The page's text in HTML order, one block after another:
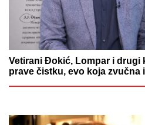
Vetirani Đokić, Lompar i drugi
prave čistku, evo koja zvučna